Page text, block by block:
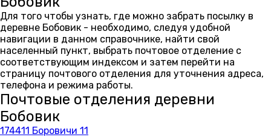
Для того чтобы узнать, где можно забрать посылку в
деревне Бобовик - необходимо, следуя удобной
навигации в данном справочнике, найти свой
населенный пункт, выбрать почтовое отделение с
соответствующим индексом и затем перейти на
страницу почтового отделения для уточнения адреса,
телефона и режима работы.
Почтовые отделения деревни
Бобовик
174411 Боровичи 11